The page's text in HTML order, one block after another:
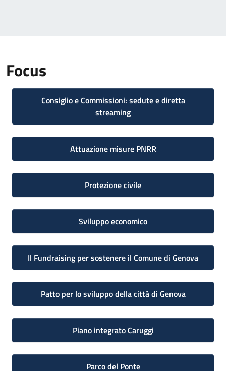
Focus
Consiglio e Commissioni: sedute e diretta
streaming
Attuazione misure PNRR
Protezione civile
Sviluppo economico
Il Fundraising per sostenere il Comune di Genova
Patto per lo sviluppo della città di Genova
Piano integrato Caruggi
Parco del Ponte